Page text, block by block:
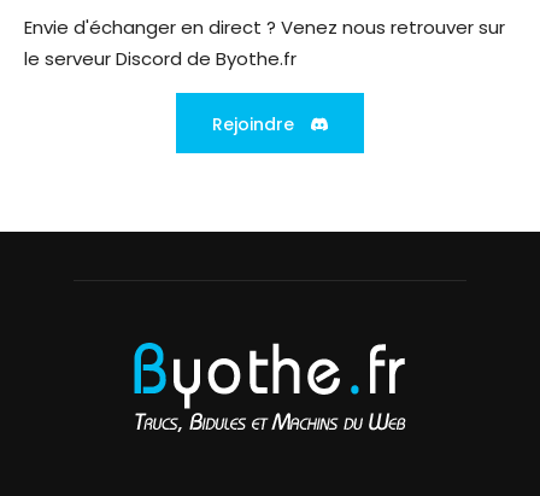
Envie d'échanger en direct ? Venez nous retrouver sur
le serveur Discord de Byothe.fr
Rejoindre